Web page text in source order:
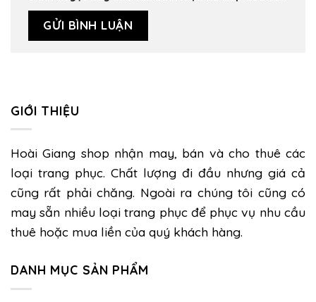
GIỚI THIỆU
Hoài Giang shop nhận may, bán và cho thuê các
loại trang phục. Chất lượng đi đầu nhưng giá cả
cũng rất phải chăng. Ngoài ra chúng tôi cũng có
may sẵn nhiều loại trang phục để phục vụ nhu cầu
thuê hoặc mua liền của quý khách hàng.
DANH MỤC SẢN PHẨM